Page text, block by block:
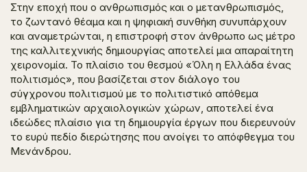
Στην εποχή που ο ανθρωπισμός και ο μετανθρωπισμός,
το ζωντανό θέαμα και η ψηφιακή συνθήκη συνυπάρχουν
και αναμετρώνται, η επιστροφή στον άνθρωπο ως μέτρο
της καλλιτεχνικής δημιουργίας αποτελεί μια απαραίτητη
χειρονομία. Το πλαίσιο του θεσμού «Όλη η Ελλάδα ένας
πολιτισμός», που βασίζεται στον διάλογο του
σύγχρονου πολιτισμού με το πολιτιστικό απόθεμα
εμβληματικών αρχαιολογικών χώρων, αποτελεί ένα
ιδεώδες πλαίσιο για τη δημιουργία έργων που διερευνούν
το ευρύ πεδίο διερώτησης που ανοίγει το απόφθεγμα του
Μενάνδρου.